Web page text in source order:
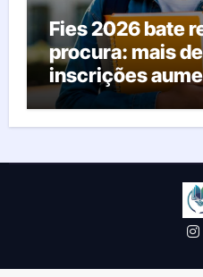
Fies 2026 bate
procura: mais
inscrições
pelas vagas;
agora